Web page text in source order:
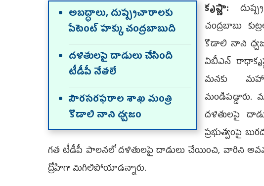
అబద్ధాలు, దుష్ప్రచారాలకు
పేటెంట్‌ హక్కు చంద్రబాబుది
దళితులపై దాడులు చేసింది
టీడీపీ నేతలే
పౌరసరఫరాల శాఖ మంత్రి
కొడాలి నాని ధ్వజం
కృష్ణా:
చంద్రబాబు
కొడాలి నాని
ఏబీఎన్‌
మనకు
దళితులపై
ప్రభుత్వంపై
గత టీడీపీ పాలనలో దళితులపై దాడులు చేయించి, వారిని
ద్రోహిగా మిగిలిపోయాడన్నారు.